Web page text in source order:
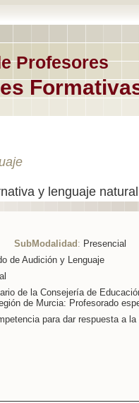
Profesores
y lenguaje
SubModalidad : Presencial
de Audición y Lenguaje
de la Consejería de
de Murcia: Profesorado
para dar respuesta a la